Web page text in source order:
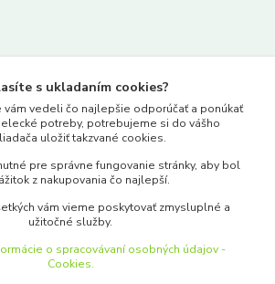
obchod.sk
s ukladaním cookies?
vám vedeli čo najlepšie odporúčať a ponúkať
potreby, potrebujeme si do vášho
uložiť takzvané cookies.
pre správne fungovanie stránky, aby bol
z nakupovania čo najlepší.
vám vieme poskytovať zmysluplné a
užitočné služby.
o spracovávaní osobných údajov -
Cookies.